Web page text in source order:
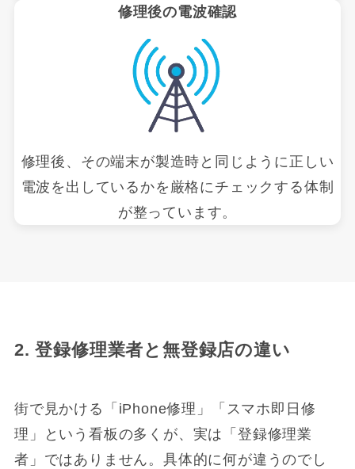
修理後の電波確認
修理後、その端末が製造時と同じように正しい
電波を出しているかを厳格にチェックする体制
が整っています。
2. 登録修理業者と無登録店の違い
街で見かける「iPhone修理」「スマホ即日修
理」という看板の多くが、実は「登録修理業
者」ではありません。具体的に何が違うのでし